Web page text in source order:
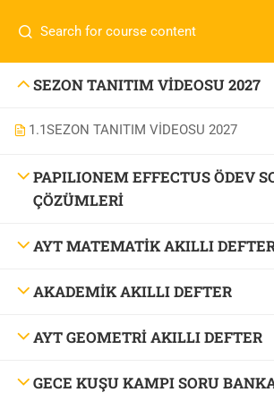
İletişim: 0 536 360 68 27
SEZON TANITIM VİDEOSU 2027
1.1SEZON TANITIM VİDEOSU 2027
PAPILIONEM EFFECTUS ÖDEV
ÇÖZÜMLERİ
AYT MATEMATİK AKILLI
AKADEMİK AKILLI DEFTER
AYT GEOMETRİ AKILLI DEFTER
GECE KUŞU KAMPI SORU
OABT Matematik